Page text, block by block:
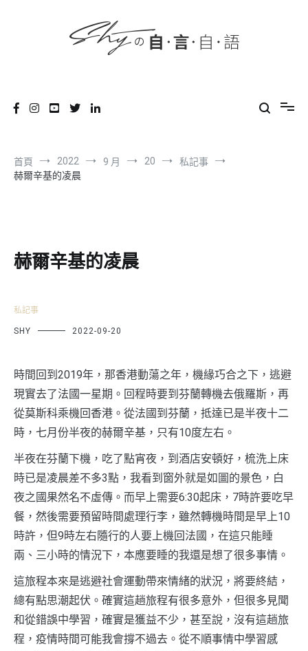
首頁 2022 9 月 20
私記事
赫爾辛基的凌晨
赫爾辛基的凌晨
私記事
SHY 2022-09-20
時間回到2019年，那香港動蕩之年，機緣巧合之下，逃避
現實去了法國一星期。回程時要到芬蘭轉機去俄羅斯，再
從莫斯科乘機回香港。從法國到芬蘭，抵達已是半夜十二
時，七月份半夜的赫爾辛基，只有10度左右。
半夜在芬蘭下機，吃了點宵夜，到酒店安頓好，梳洗上床
時已是凌晨差不多3點，我看到窗外就是如圖的景色，白
夜之國果然名不虛傳。而早上需要6:30起床，7時許要吃早
餐，然後需要預留時間處理行李，雖然轉機時間是早上10
時許，但9時左右隨行的人要上機回法國，在這只能睡
兩、三小時的情況下，本應要睡的我還是想了很多事情。
這旅程本來是逃避社會運動帶來情緒的狀況，將要終結，
總有點思潮起伏。確實這趟旅程有很多意外，但很多見聞
和從錯誤中學習，確實是獲益不少，甚至說，沒有這趟旅
程，疫情時間可能我會撐不過去。從不順事情中學習感